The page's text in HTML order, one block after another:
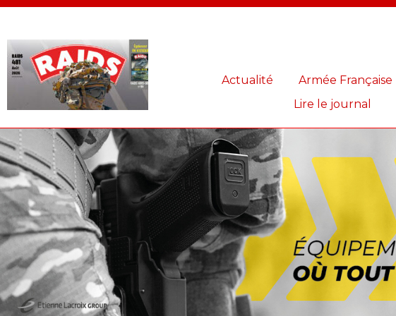
Actualité Armée Française
Lire le journal
Panneau de gestion des cookies